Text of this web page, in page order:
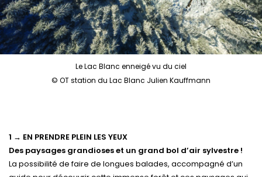
Le Lac Blanc enneigé vu du ciel
© OT station du Lac Blanc Julien Kauffmann
1 → EN PRENDRE PLEIN LES YEUX
Des paysages grandioses et un grand bol d’air sylvestre !
La possibilité de faire de longues balades, accompagné d’un